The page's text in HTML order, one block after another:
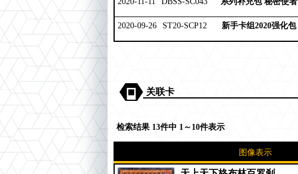
2020-09-26 ST20-SCP12 新手卡组2020强化包
关联卡
检索结果 13件中 1～10件表示
图像表示